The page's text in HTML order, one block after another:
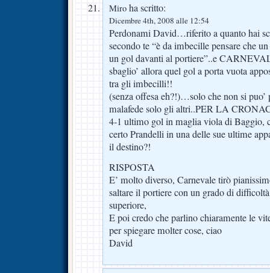
Miro ha scritto:
Dicembre 4th, 2008 alle 12:54
Perdonami David…riferito a quanto hai
secondo te “è da imbecille pensare che
un gol davanti al portiere”..e
sbaglio’ allora quel gol a porta vuota
tra gli imbecilli!!
(senza offesa eh?!)…solo che non si puo’
malafede solo gli altri..PER LA
4-1 ultimo gol in maglia viola di Baggio,
certo Prandelli in una delle sue ultime
il destino?!
RISPOSTA
E’ molto diverso, Carnevale tirò
saltare il portiere con un grado di
superiore,
E poi credo che parlino chiaramente le
per spiegare molter cose, ciao
David